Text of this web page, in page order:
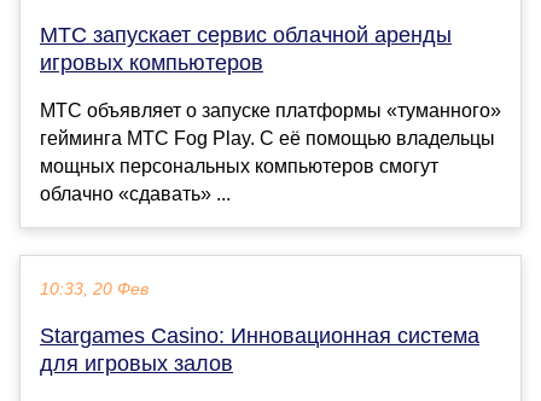
МТС запускает сервис облачной аренды
игровых компьютеров
МТС объявляет о запуске платформы «туманного»
гейминга МТС Fog Play. С её помощью владельцы
мощных персональных компьютеров смогут
облачно «сдавать» ...
10:33, 20 Фев
Stargames Casino: Инновационная система
для игровых залов